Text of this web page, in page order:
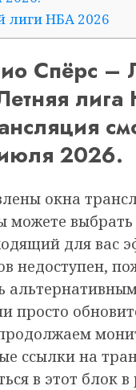
лиги НБА 2026
Спёрс –
2026.
окна
можете выбрать
для вас
недоступен,
просто
ссылки на
в этот блок